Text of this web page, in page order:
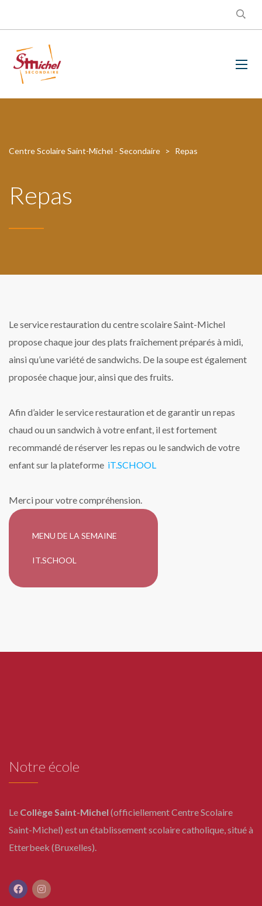
Centre Scolaire Saint-Michel - Secondaire > Repas
Repas
Le service restauration du centre scolaire Saint-Michel
propose chaque jour des plats fraîchement préparés à midi,
ainsi qu’une variété de sandwichs. De la soupe est également
proposée chaque jour, ainsi que des fruits.
Afin d’aider le service restauration et de garantir un repas
chaud ou un sandwich à votre enfant, il est fortement
recommandé de réserver les repas ou le sandwich de votre
enfant sur la plateforme iT.SCHOOL
Merci pour votre compréhension.
MENU DE LA SEMAINE
IT.SCHOOL
Notre école
Le Collège Saint-Michel (officiellement Centre Scolaire
Saint-Michel) est un établissement scolaire catholique, situé à
Etterbeek (Bruxelles).